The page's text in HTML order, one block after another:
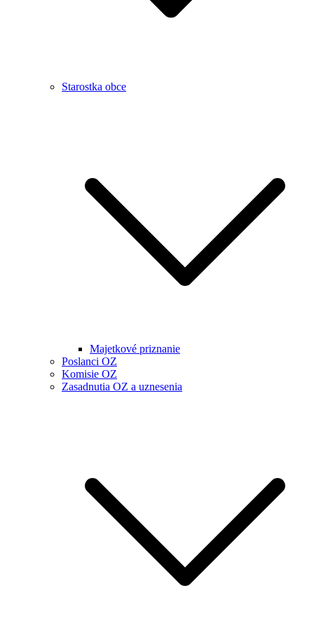
Starostka obce
Majetkové priznanie
Poslanci OZ
Komisie OZ
Zasadnutia OZ a uznesenia